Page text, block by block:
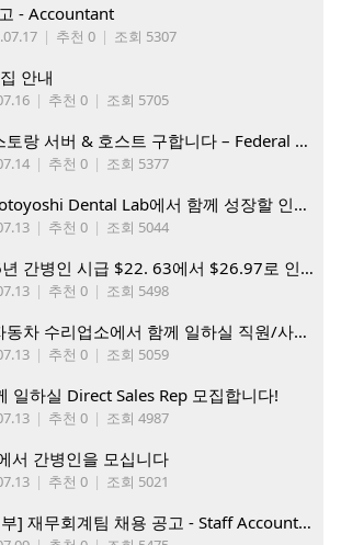
- Accountant
| 추천 0 | 조회 5307
안내
| 추천 0 | 조회 5705
Korean BBQ 레스토랑 서버 & 호스트 구합니다 – Federal Way & Tacoma $45-$60/hr (server), $21-23/hr (Host)
| 추천 0 | 조회 5377
(Renton 이전) Motoyoshi Dental Lab에서 함께 성장할 인재를 모십니다.
| 추천 0 | 조회 5044
대한부인회 2026년 간병인 시급 $22. 63에서 $26.97로 인상. 지금 간병인들을 모집합니다
| 추천 0 | 조회 5498
KENT에 위치한 자동차 수리업소에서 함께 일하실 직원/사무직원 구합니다.
| 추천 0 | 조회 5059
일하실 Direct Sales Rep 모집합니다!
| 추천 0 | 조회 4987
서 간병인을 모십니다
| 추천 0 | 조회 5021
[서북미 H마트 본부] 재무회계팀 채용 공고 - Staff Accountant